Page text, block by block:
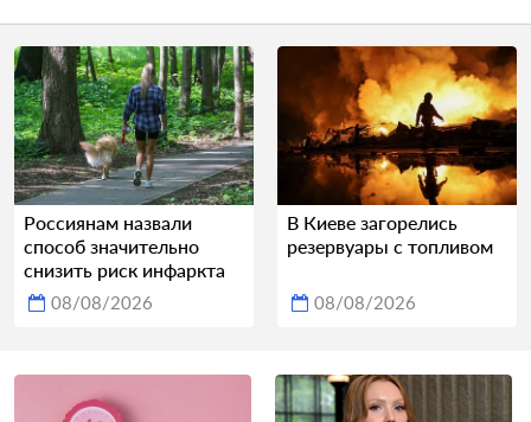
Россиянам назвали
способ значительно
снизить риск инфаркта
08/08/2026
В Киеве загорелись
резервуары с топливом
08/08/2026